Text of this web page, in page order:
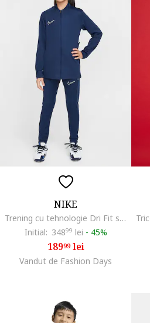
NIKE
Trening cu tehnologie Dri Fit si buzunare pentru fotbal, Alb/Albastru inchis
Initial: 34899 lei - 45%
18999lei
Vandut de Fashion Days